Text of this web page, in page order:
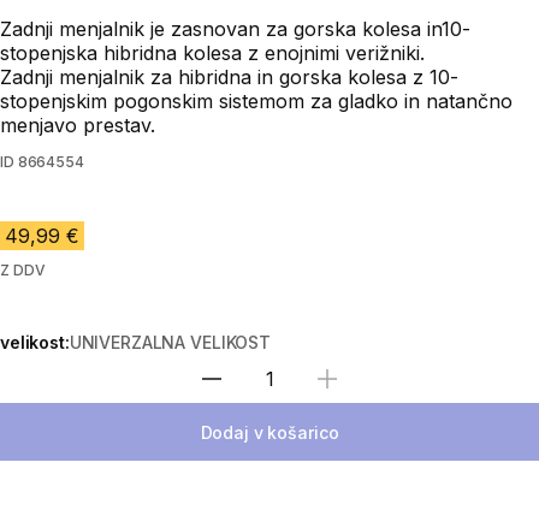
Zadnji menjalnik je zasnovan za gorska kolesa in10-
stopenjska hibridna kolesa z enojnimi verižniki.
Zadnji menjalnik za hibridna in gorska kolesa z 10-
stopenjskim pogonskim sistemom za gladko in natančno
menjavo prestav.
ID 8664554
49,99 €
Z DDV
velikost:UNIVERZALNA VELIKOST
Izberite količino
Dodaj v košarico